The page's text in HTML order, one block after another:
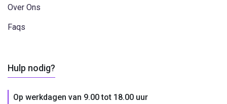
Over Ons
Faqs
Hulp nodig?
Op werkdagen van 9.00 tot 18.00 uur